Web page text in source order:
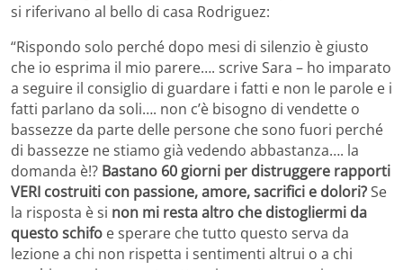
si riferivano al bello di casa Rodriguez:
“Rispondo solo perché dopo mesi di silenzio è giusto
che io esprima il mio parere…. scrive Sara – ho imparato
a seguire il consiglio di guardare i fatti e non le parole e i
fatti parlano da soli…. non c’è bisogno di vendette o
bassezze da parte delle persone che sono fuori perché
di bassezze ne stiamo già vedendo abbastanza…. la
domanda è!? Bastano 60 giorni per distruggere rapporti
VERI costruiti con passione, amore, sacrifici e dolori?Se
la risposta è si non mi resta altro che distogliermi da
questo schifo e sperare che tutto questo serva da
lezione a chi non rispetta i sentimenti altrui o a chi